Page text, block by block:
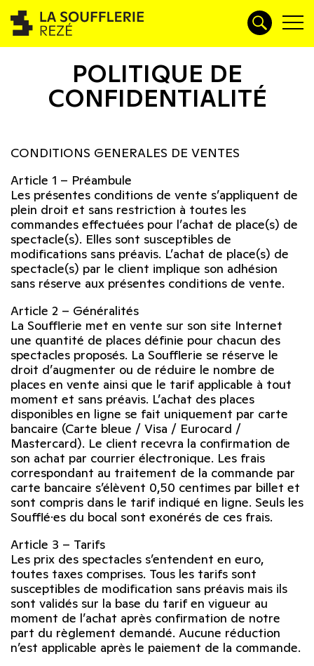
POLITIQUE DE
CONFIDENTIALITÉ
CONDITIONS GENERALES DE VENTES
Article 1 – Préambule
Les présentes conditions de vente s’appliquent de
plein droit et sans restriction à toutes les
commandes effectuées pour l’achat de place(s) de
spectacle(s). Elles sont susceptibles de
modifications sans préavis. L’achat de place(s) de
spectacle(s) par le client implique son adhésion
sans réserve aux présentes conditions de vente.
Article 2 – Généralités
La Soufflerie met en vente sur son site Internet
une quantité de places définie pour chacun des
spectacles proposés. La Soufflerie se réserve le
droit d’augmenter ou de réduire le nombre de
places en vente ainsi que le tarif applicable à tout
moment et sans préavis. L’achat des places
disponibles en ligne se fait uniquement par carte
bancaire (Carte bleue / Visa / Eurocard /
Mastercard). Le client recevra la confirmation de
son achat par courrier électronique. Les frais
correspondant au traitement de la commande par
carte bancaire s’élèvent 0,50 centimes par billet et
sont compris dans le tarif indiqué en ligne. Seuls les
Soufflé·es du bocal sont exonérés de ces frais.
Article 3 – Tarifs
Les prix des spectacles s’entendent en euro,
toutes taxes comprises. Tous les tarifs sont
susceptibles de modification sans préavis mais ils
sont validés sur la base du tarif en vigueur au
moment de l’achat après confirmation de notre
part du règlement demandé. Aucune réduction
n’est applicable après le paiement de la commande.